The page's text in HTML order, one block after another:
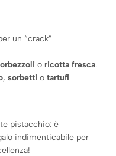
un “crack”
oricotta fresca.
,sorbetti otartufi
pistacchio: è
indimenticabile per